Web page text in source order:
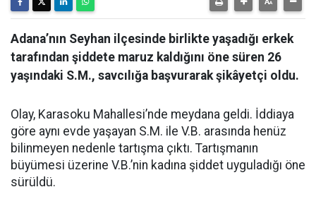
Adana’nın Seyhan ilçesinde birlikte yaşadığı erkek
tarafından şiddete maruz kaldığını öne süren 26
yaşındaki S.M., savcılığa başvurarak şikâyetçi oldu.
Olay, Karasoku Mahallesi’nde meydana geldi. İddiaya
göre aynı evde yaşayan S.M. ile V.B. arasında henüz
bilinmeyen nedenle tartışma çıktı. Tartışmanın
büyümesi üzerine V.B.’nin kadına şiddet uyguladığı öne
sürüldü.